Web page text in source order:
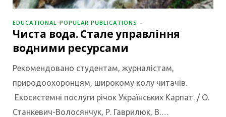
EDUCATIONAL-POPULAR PUBLICATIONS
Чиста вода. Стале управління
водними ресурсами
Рекомендовано студентам, журналістам,
природоохоронцям, широкому колу читачів.
Екосистемні послуги річок Українських Карпат. / О.
Станкевич-Волосянчук, Р. Гаврилюк, В.…